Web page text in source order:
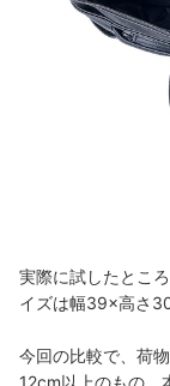
実際に試したところ
イズは幅39×高さ
今回の比較で、荷
12cm以上のもの。